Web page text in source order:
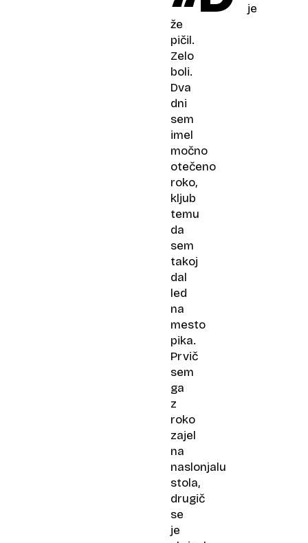
je
že
pičil.
Zelo
boli.
Dva
dni
sem
imel
močno
otečeno
roko,
kljub
temu
da
sem
takoj
dal
led
na
mesto
pika.
Prvič
sem
ga
z
roko
zajel
na
naslonjalu
stola,
drugič
se
je